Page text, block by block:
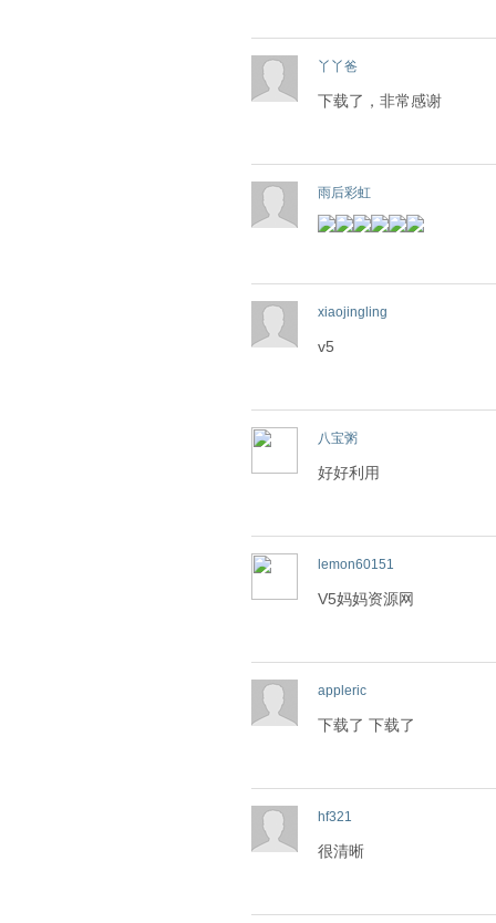
丫丫爸
下载了，非常感谢
雨后彩虹
xiaojingling
v5
八宝粥
好好利用
lemon60151
V5妈妈资源网
appleric
下载了 下载了
hf321
很清晰